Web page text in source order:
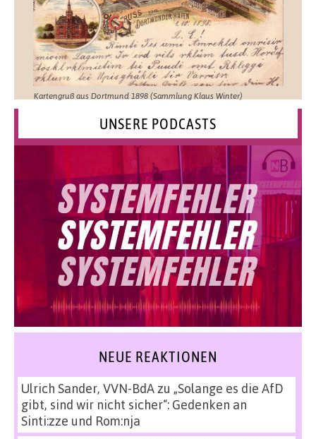
Kartengruß aus Dortmund 1898 (Sammlung Klaus Winter)
UNSERE PODCASTS
NEUE REAKTIONEN
Ulrich Sander, VVN-BdAzu „Solange es die AfD
gibt, sind wir nicht sicher“: Gedenken an
Sinti:zze und Rom:nja